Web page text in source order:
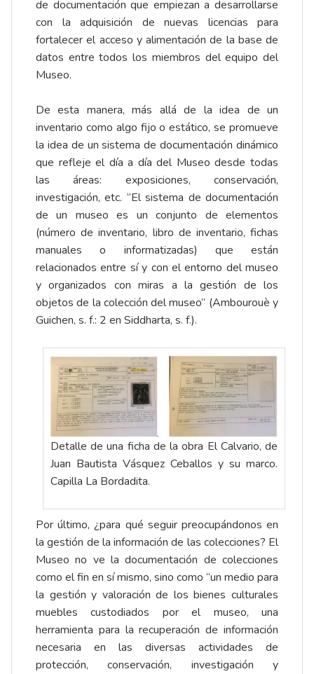
de documentación que empiezan a desarrollarse
con la adquisición de nuevas licencias para
fortalecer el acceso y alimentación de la base de
datos entre todos los miembros del equipo del
Museo.
De esta manera, más allá de la idea de un
inventario como algo fijo o estático, se promueve
la idea de un sistema de documentación dinámico
que refleje el día a día del Museo desde todas
las áreas: exposiciones, conservación,
investigación, etc. “El sistema de documentación
de un museo es un conjunto de elementos
(número de inventario, libro de inventario, fichas
manuales o informatizadas) que están
relacionados entre sí y con el entorno del museo
y organizados con miras a la gestión de los
objetos de la colección del museo” (Ambourouè y
Guichen, s. f.: 2 en Siddharta, s. f.).
Detalle de una ficha de la obra El Calvario, de
Juan Bautista Vásquez Ceballos y su marco.
Capilla La Bordadita.
Por último, ¿para qué seguir preocupándonos en
la gestión de la información de las colecciones? El
Museo no ve la documentación de colecciones
como el fin en sí mismo, sino como “un medio para
la gestión y valoración de los bienes culturales
muebles custodiados por el museo, una
herramienta para la recuperación de información
necesaria en las diversas actividades de
protección, conservación, investigación y